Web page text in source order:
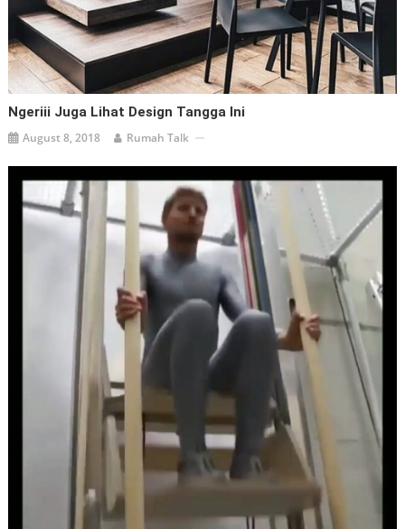
Ngeriii Juga Lihat Design Tangga Ini
August 8, 2018 Rumah Talk